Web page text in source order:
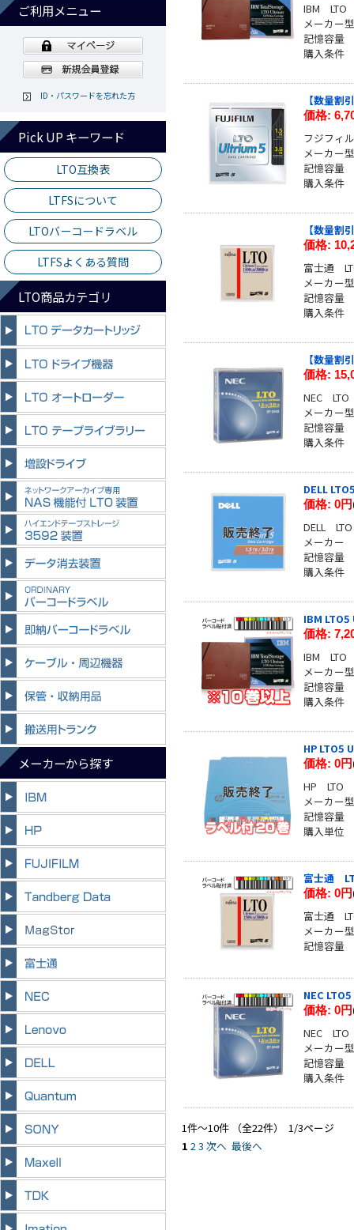
ご利用メニュー
ID・パスワードを忘れた方
Pick UP キーワード
LTO互換表
LTFSについて
LTOバーコードラベル
LTFSよくある質問
LTO商品カテゴリ
メーカーから探す
IBM LTO
メーカー
記憶容
購入条
【数量
価格:
フジフィ
メーカー
記憶容
購入条
【数量
価格:
富士通
メーカー
記憶容
購入条
【数量
価格:
NEC
メーカー
記憶容
購入条
DELL
価格: 0円
DELL
メーカ
記憶容
購入条
IBM
価格:
IBM LTO
メーカー
記憶容
購入条
HP LTO5
価格: 0円
HP LTO
メーカー
記憶容
購入単
富士通
価格: 0円
富士通
メーカー
記憶容
NEC
価格: 0円
NEC
メーカー
記憶容
購入条
1件～10件 （全22件） 1/3ページ
1 23 次へ 最後へ